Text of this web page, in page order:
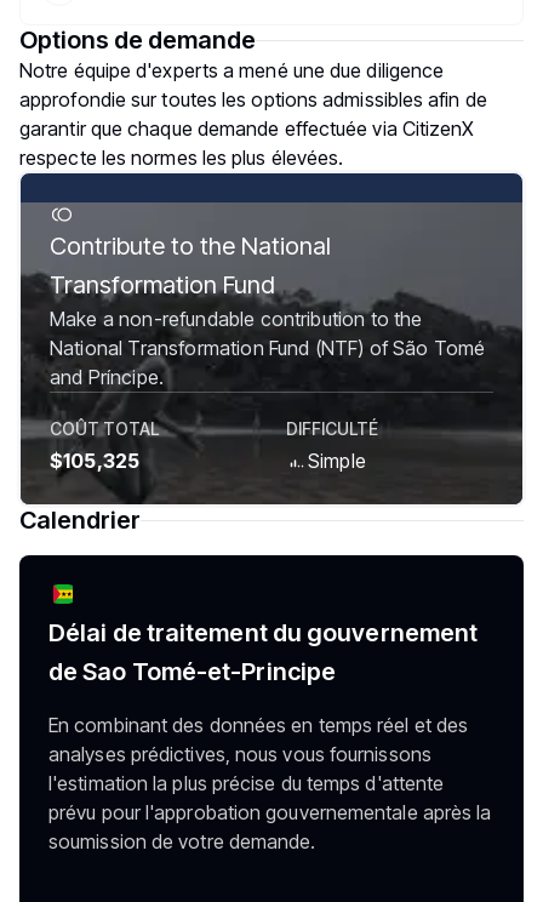
Options de demande
Notre équipe d'experts a mené une due diligence
approfondie sur toutes les options admissibles afin de
garantir que chaque demande effectuée via CitizenX
respecte les normes les plus élevées.
Contribute to the National
Transformation Fund
Make a non-refundable contribution to the
National Transformation Fund (NTF) of São Tomé
and Príncipe.
COÛT TOTAL
$105,325
DIFFICULTÉ
Simple
Calendrier
Délai de traitement du gouvernement
de Sao Tomé-et-Principe
En combinant des données en temps réel et des
analyses prédictives, nous vous fournissons
l'estimation la plus précise du temps d'attente
prévu pour l'approbation gouvernementale après la
soumission de votre demande.